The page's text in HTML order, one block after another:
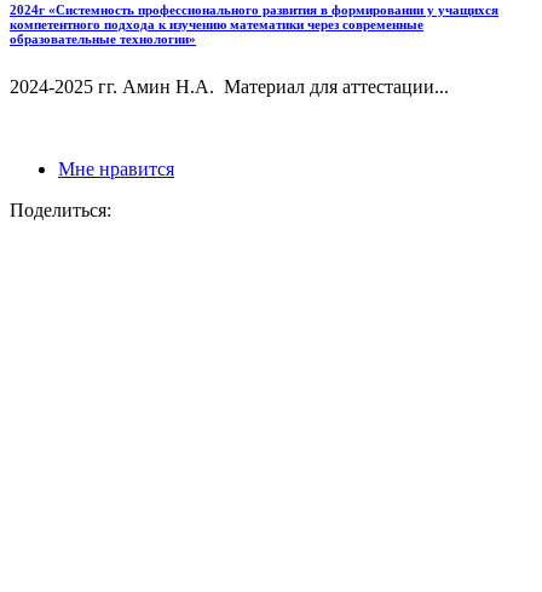
2024г «Системность профессионального развития в формировании у учащихся
компетентного подхода к изучению математики через современные
образовательные технологии»
2024-2025 гг. Амин Н.А. Материал для аттестации...
Мне нравится
Поделиться: